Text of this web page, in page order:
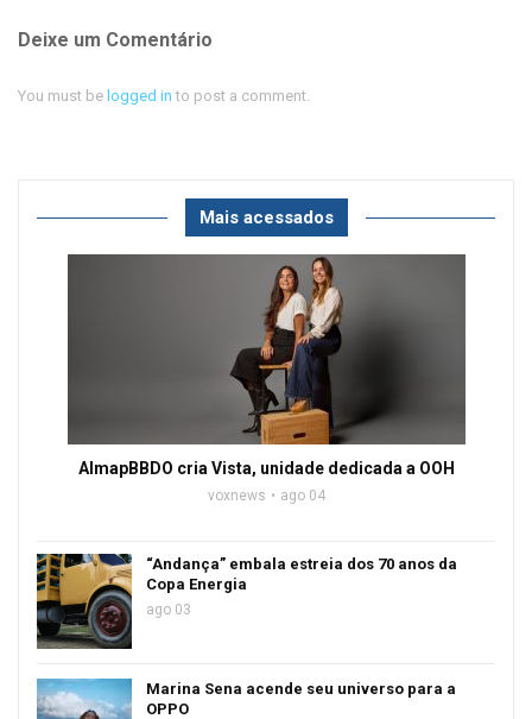
Deixe um Comentário
You must be logged in to post a comment.
Mais acessados
AlmapBBDO cria Vista, unidade dedicada a OOH
voxnews ago 04
“Andança” embala estreia dos 70 anos da
Copa Energia
ago 03
Marina Sena acende seu universo para a
OPPO